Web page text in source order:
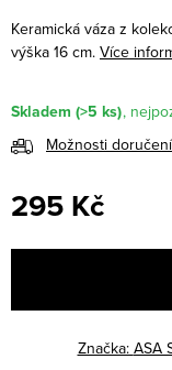
Keramická váza z
výška 16 cm. Více
Skladem (>5 ks)
Možnosti doručení
295 Kč
cena:
Značka: ASA